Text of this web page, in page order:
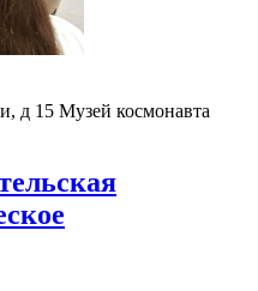
д 15 Музей космонавта